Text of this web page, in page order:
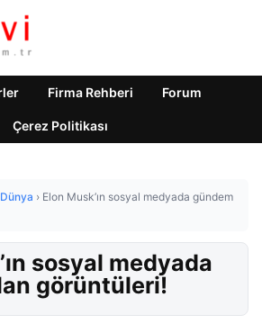
Firma Rehberi Forum
Çerez Politikası
Dünya › Elon Musk’ın sosyal medyada gündem
sosyal medyada
görüntüleri!